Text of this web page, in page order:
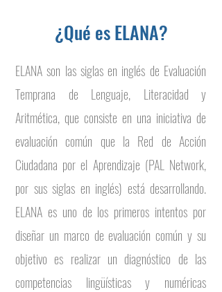
¿Qué es ELANA?
ELANA son las siglas en inglés de Evaluación
Temprana de Lenguaje, Literacidad y
Aritmética, que consiste en una iniciativa de
evaluación común que la Red de Acción
Ciudadana por el Aprendizaje (PAL Network,
por sus siglas en inglés) está desarrollando.
ELANA es uno de los primeros intentos por
diseñar un marco de evaluación común y su
objetivo es realizar un diagnóstico de las
competencias lingüísticas y numéricas